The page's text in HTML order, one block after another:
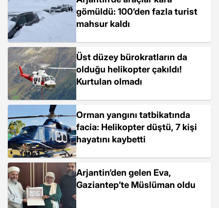
gömüldü: 100’den fazla turist
mahsur kaldı
Üst düzey bürokratların da
olduğu helikopter çakıldı!
Kurtulan olmadı
Orman yangını tatbikatında
facia: Helikopter düştü, 7 kişi
hayatını kaybetti
Arjantin’den gelen Eva,
Gaziantep’te Müslüman oldu